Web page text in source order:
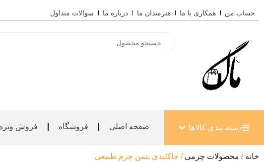
به
حساب من همکاری با ما هنرمندان ما درباره ما سوالات متداول
search
دسته بندی کالاها باز کردن دسته بندی کالاها
صفحه اصلی فروشگاه فروش ویژه
خانه / محصولات چرمی / جاکلیدی بتمن چرم طبیعی